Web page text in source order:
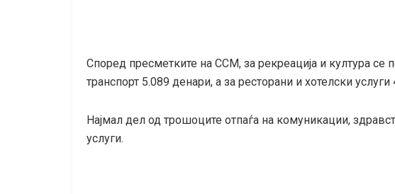
Според пресметките на ССМ, за рекреација и култура се
транспорт 5.089 денари, а за ресторани и хотелски услуги
Најмал дел од трошоците отпаѓа на комуникации,
услуги.